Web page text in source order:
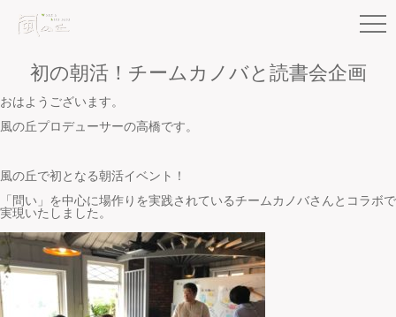
初の朝活！チームカノバと読書会企画
おはようございます。
風の丘プロデューサーの高橋です。
風の丘で初となる朝活イベント！
「問い」を中心に場作りを実践されているチームカノバさんとコラボで
実現いたしました。